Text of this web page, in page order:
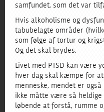
samfundet, som det var
Hvis alkoholisme og
tabubelagte områder
som følge af tortur og
Og det skal brydes.
Livet med PTSD kan være
hver dag skal kæmpe for
menneske, men det er
ikke måtte være så
løbende at forstå, rumme